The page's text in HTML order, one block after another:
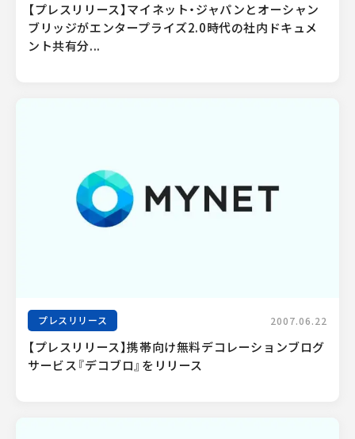
【プレスリリース】マイネット・ジャパンとオーシャン
ブリッジがエンタープライズ2.0時代の社内ドキュメ
ント共有分...
プレスリリース 2007.06.22
【プレスリリース】携帯向け無料デコレーションブログ
サービス『デコブロ』をリリース